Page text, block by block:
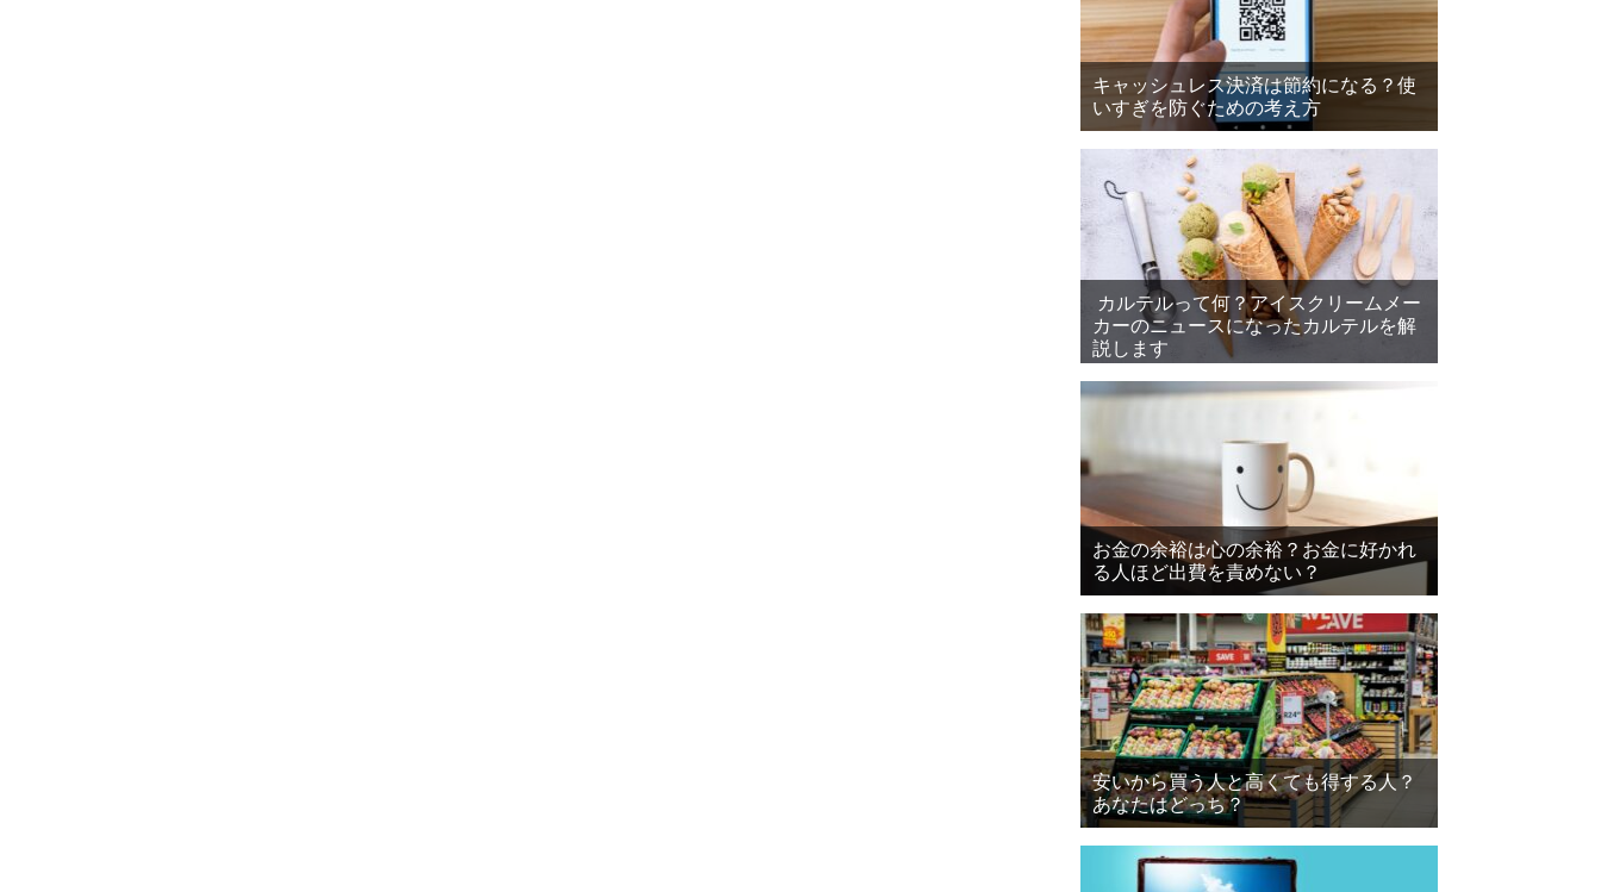
キャッシュレス決済は節約になる？使
いすぎを防ぐための考え方
カルテルって何？アイスクリームメー
カーのニュースになったカルテルを解
説します
お金の余裕は心の余裕？お金に好かれ
る人ほど出費を責めない？
安いから買う人と高くても得する人？
あなたはどっち？